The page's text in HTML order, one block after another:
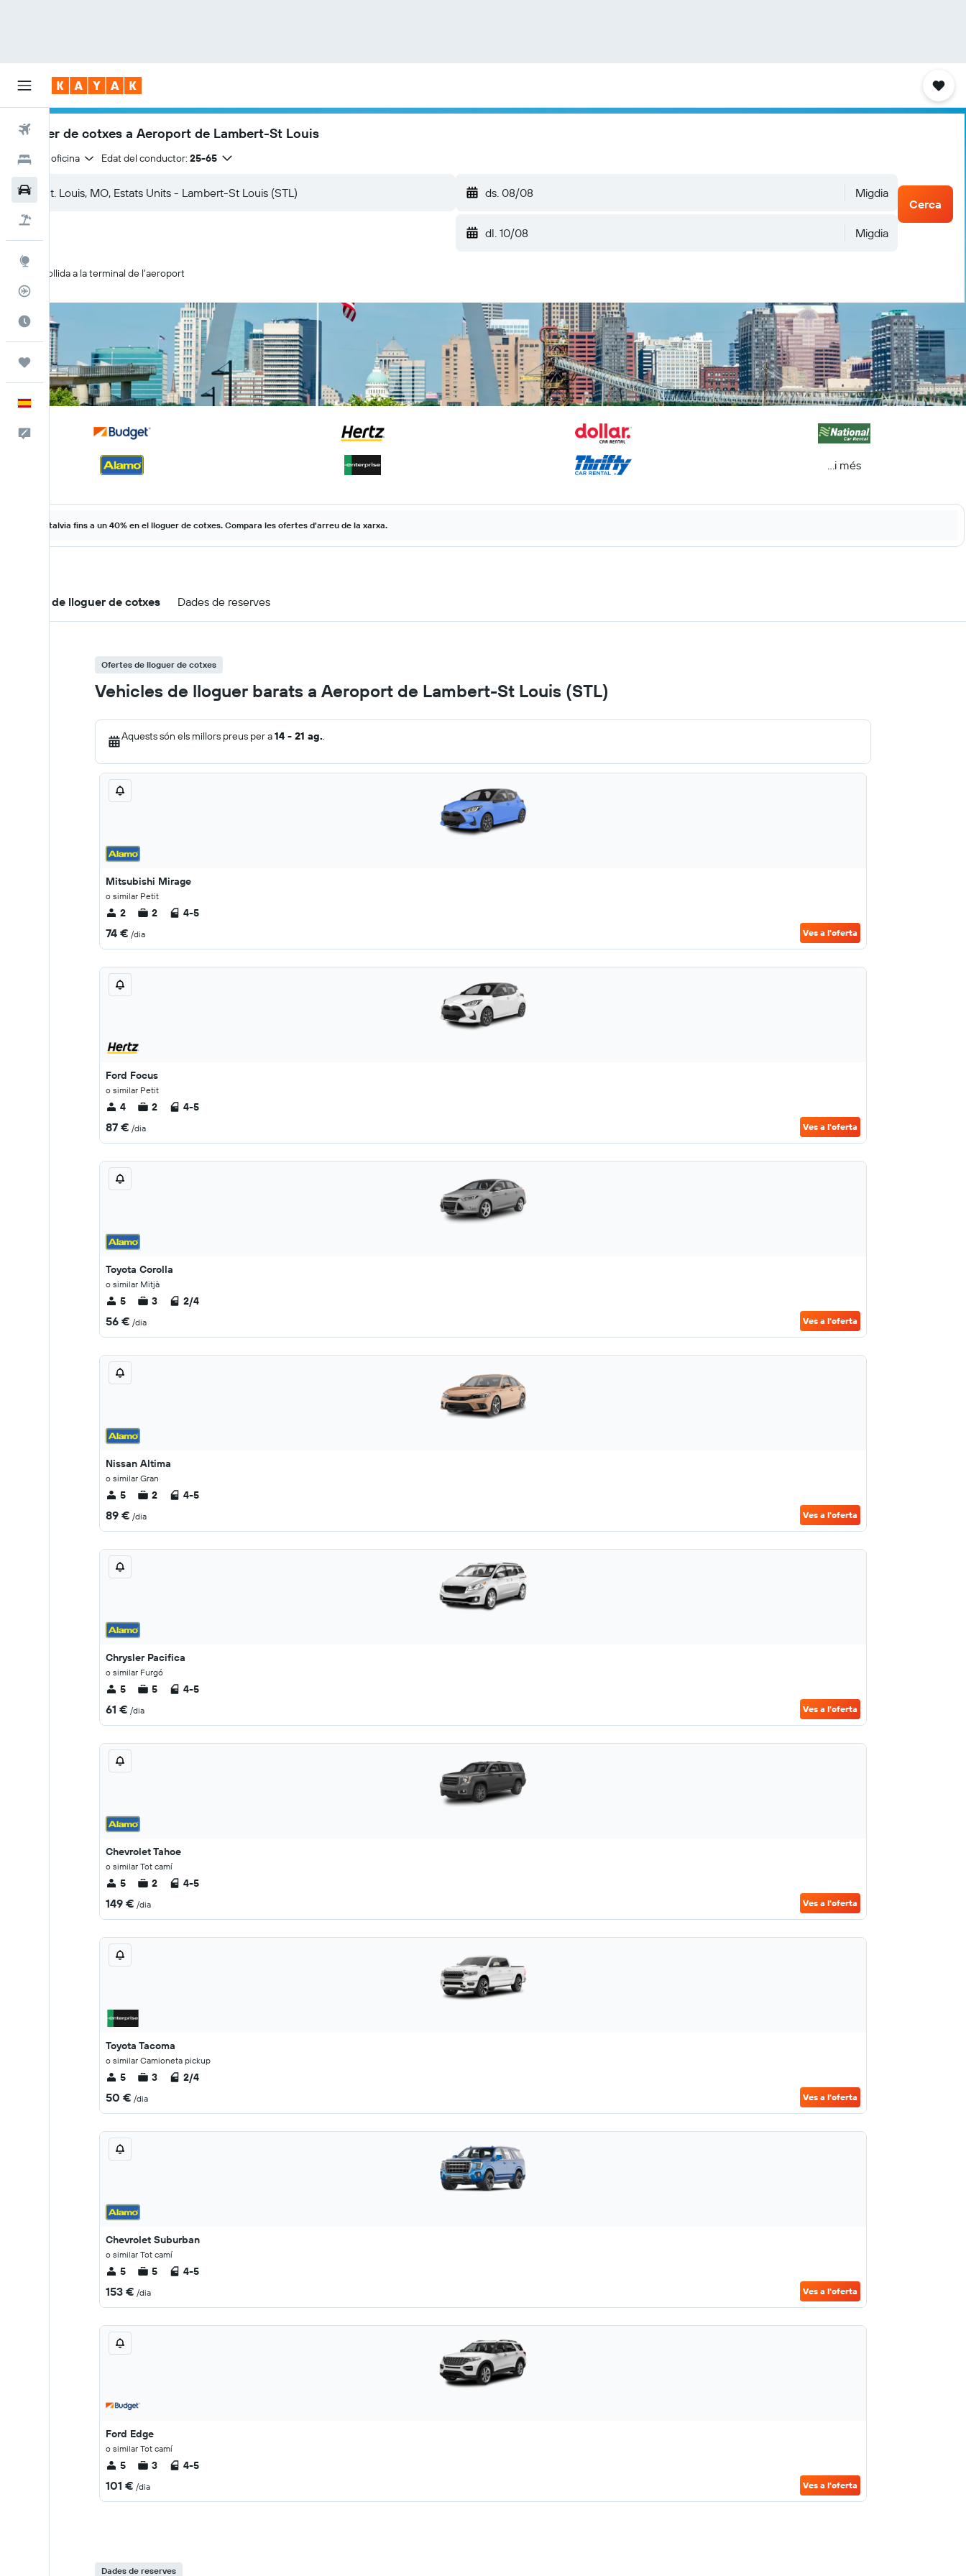
Vols
Hotels
Cotxes
El millor moment per viatjar
Viatges
Català
Escriu-nos
Lloguer de cotxes a Aeroport de Lambert-St Louis
Mateixa oficina Edat del conductor: 25-65
ds. 08/08 Migdia
dl. 10/08 Migdia
Cerca
Recollida a la terminal de l'aeroport
...i més
Estalvia fins a un 40% en el lloguer de cotxes. Compara les ofertes d'arreu de la xarxa.
Ofertes de lloguer de cotxes Dades de reserves
Ofertes de lloguer de cotxes
Vehicles de lloguer barats a Aeroport de Lambert-St Louis (STL)
Aquests són els millors preus per a14 - 21 ag..
Mitsubishi Mirage
o similar Petit
2 2 4-5
74 € /dia Ves a l'oferta
Ford Focus
o similar Petit
4 2 4-5
87 € /dia Ves a l'oferta
Toyota Corolla
o similar Mitjà
5 3 2/4
56 € /dia Ves a l'oferta
Nissan Altima
o similar Gran
5 2 4-5
89 € /dia Ves a l'oferta
Chrysler Pacifica
o similar Furgó
5 5 4-5
61 € /dia Ves a l'oferta
Chevrolet Tahoe
o similar Tot camí
5 2 4-5
149 € /dia Ves a l'oferta
Toyota Tacoma
o similar Camioneta pickup
5 3 2/4
50 € /dia Ves a l'oferta
Chevrolet Suburban
o similar Tot camí
5 5 4-5
153 € /dia Ves a l'oferta
Ford Edge
o similar Tot camí
5 3 4-5
101 € /dia Ves a l'oferta
Dades de reserves